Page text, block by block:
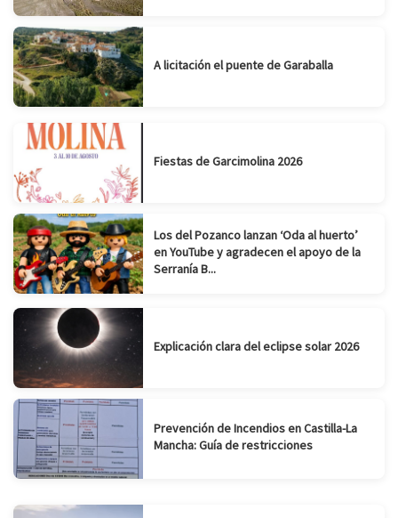
A licitación el puente de Garaballa
Fiestas de Garcimolina 2026
Los del Pozanco lanzan ‘Oda al huerto’
en YouTube y agradecen el apoyo de la
Serranía B...
Explicación clara del eclipse solar 2026
Prevención de Incendios en Castilla-La
Mancha: Guía de restricciones